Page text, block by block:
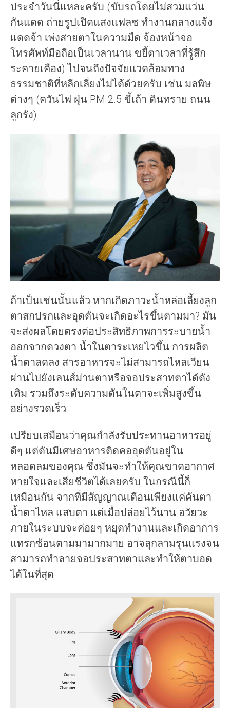
ประจำวันนี่แหละครับ (ขับรถโดยไม่สวมแว่น
กันแดด ถ่ายรูปเปิดแสงแฟลช ทำงานกลางแจ้ง
แดดจ้า เพ่งสายตาในความมืด จ้องหน้าจอ
โทรศัพท์มือถือเป็นเวลานาน ขยี้ตาเวลาที่รู้สึก
ระคายเคือง) ไปจนถึงปัจจัยแวดล้อมทาง
ธรรมชาติที่หลีกเลี่ยงไม่ได้ด้วยครับ เช่น มลพิษ
ต่างๆ (ควันไฟ ฝุ่น PM 2.5 ขี้เถ้า ดินทราย ถนน
ลูกรัง)
ถ้าเป็นเช่นนั้นแล้ว หากเกิดภาวะน้ำหล่อเลี้ยงลูก
ตาสกปรกและอุดตันจะเกิดอะไรขึ้นตามมา? มัน
จะส่งผลโดยตรงต่อประสิทธิภาพการระบายน้ำ
ออกจากดวงตา น้ำในตาระเหยไวขึ้น การผลิต
น้ำตาลดลง สารอาหารจะไม่สามารถไหลเวียน
ผ่านไปยังเลนส์ม่านตาหรือจอประสาทตาได้ดัง
เดิม รวมถึงระดับความดันในตาจะเพิ่มสูงขึ้น
อย่างรวดเร็ว
เปรียบเสมือนว่าคุณกำลังรับประทานอาหารอยู่
ดีๆ แต่ดันมีเศษอาหารติดคออุดตันอยู่ใน
หลอดลมของคุณ ซึ่งมันจะทำให้คุณขาดอากาศ
หายใจและเสียชีวิตได้เลยครับ ในกรณีนี้ก็
เหมือนกัน จากที่มีสัญญาณเตือนเพียงแค่คันตา
น้ำตาไหล แสบตา แต่เมื่อปล่อยไว้นาน อวัยวะ
ภายในระบบจะค่อยๆ หยุดทำงานและเกิดอาการ
แทรกซ้อนตามมามากมาย อาจลุกลามรุนแรงจน
สามารถทำลายจอประสาทตาและทำให้ตาบอด
ได้ในที่สุด